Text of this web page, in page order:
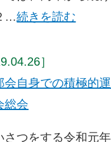
…続きを読む
］
会自身での積極
総会
つをする令和元